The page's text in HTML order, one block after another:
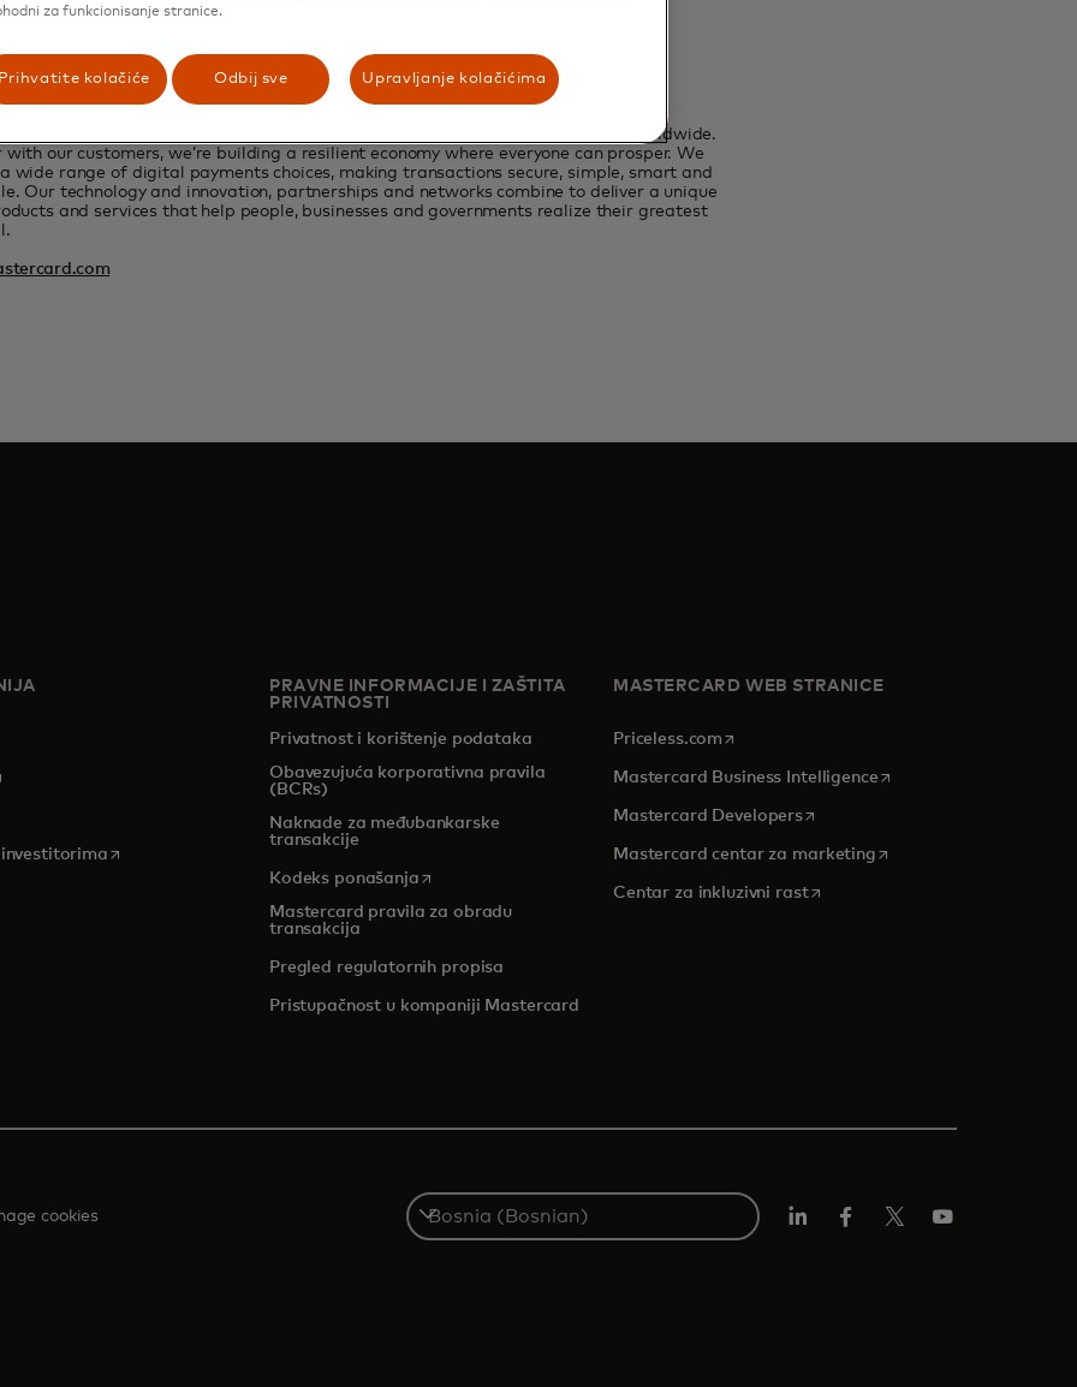
powers economies and empowers people in 200+ countries and territories worldwide.
with our customers, we’re building a resilient economy where everyone can prosper. We
wide range of digital payments choices, making transactions secure, simple, smart and
Our technology and innovation, partnerships and networks combine to deliver a unique
and services that help people, businesses and governments realize their greatest
in a new tab
investitorimaopens in a new tab
PRAVNE INFORMACIJE I ZAŠTITA
PRIVATNOSTI
Privatnost i korištenje podataka
Obavezujuća korporativna pravila
(BCRs)
Naknade za međubankarske
transakcije
Kodeks ponašanjaopens in a new tab
Mastercard pravila za obradu
transakcija
Pregled regulatornih propisa
Pristupačnost u kompaniji Mastercard
MASTERCARD WEB STRANICE
Priceless.com opens in a new tab
Mastercard Business Intelligenceopens in a new tab
Mastercard Developersopens in a new tab
Mastercard centar za marketingopens in a new tab
Centar za inkluzivni rastopens in a new tab
cookies
Select
a
country
za funkcionisanje stranice.
Prihvatite kolačiće Odbij sve Upravljanje kolačićima